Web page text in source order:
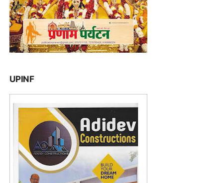
UPINF